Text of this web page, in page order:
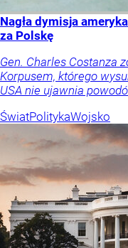
Nagła dymisja
za Polskę
Gen. Charles Costanza
Korpusem, którego
USA nie ujawnia
ŚwiatPolitykaWojsko